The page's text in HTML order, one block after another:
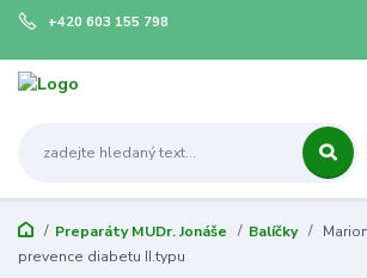
+420 603 155 798
Preparáty MUDr. Jonáše Balíčky
prevence diabetu II.typu